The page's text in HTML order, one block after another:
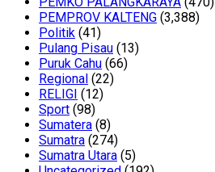
PEMPROV KALTENG (3,388)
Politik (41)
Pulang Pisau (13)
Puruk Cahu (66)
Regional (22)
RELIGI (12)
Sport (98)
Sumatera (8)
Sumatra (274)
Sumatra Utara (5)